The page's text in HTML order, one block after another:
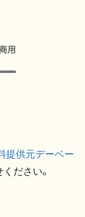
用
提供元デーベー
ださい。